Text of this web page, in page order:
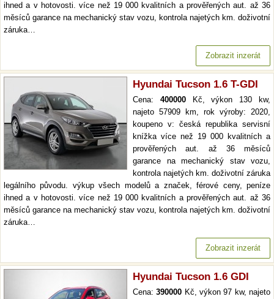
ihned a v hotovosti. více než 19 000 kvalitních a prověřených aut. až 36
měsíců garance na mechanický stav vozu, kontrola najetých km. doživotní
záruka…
Zobrazit inzerát
Hyundai Tucson 1.6 T-GDI
Cena: 400000Kč, výkon 130 kw,
najeto 57909 km, rok výroby: 2020,
koupeno v: česká republika servisní
knížka více než 19 000 kvalitních a
prověřených aut. až 36 měsíců
garance na mechanický stav vozu,
kontrola najetých km. doživotní záruka
legálního původu. výkup všech modelů a značek, férové ceny, peníze
ihned a v hotovosti. více než 19 000 kvalitních a prověřených aut. až 36
měsíců garance na mechanický stav vozu, kontrola najetých km. doživotní
záruka…
Zobrazit inzerát
Hyundai Tucson 1.6 GDI
Cena:390000 Kč, výkon 97 kw, najeto